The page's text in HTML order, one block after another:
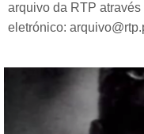
arquivo da RTP
eletrónico: